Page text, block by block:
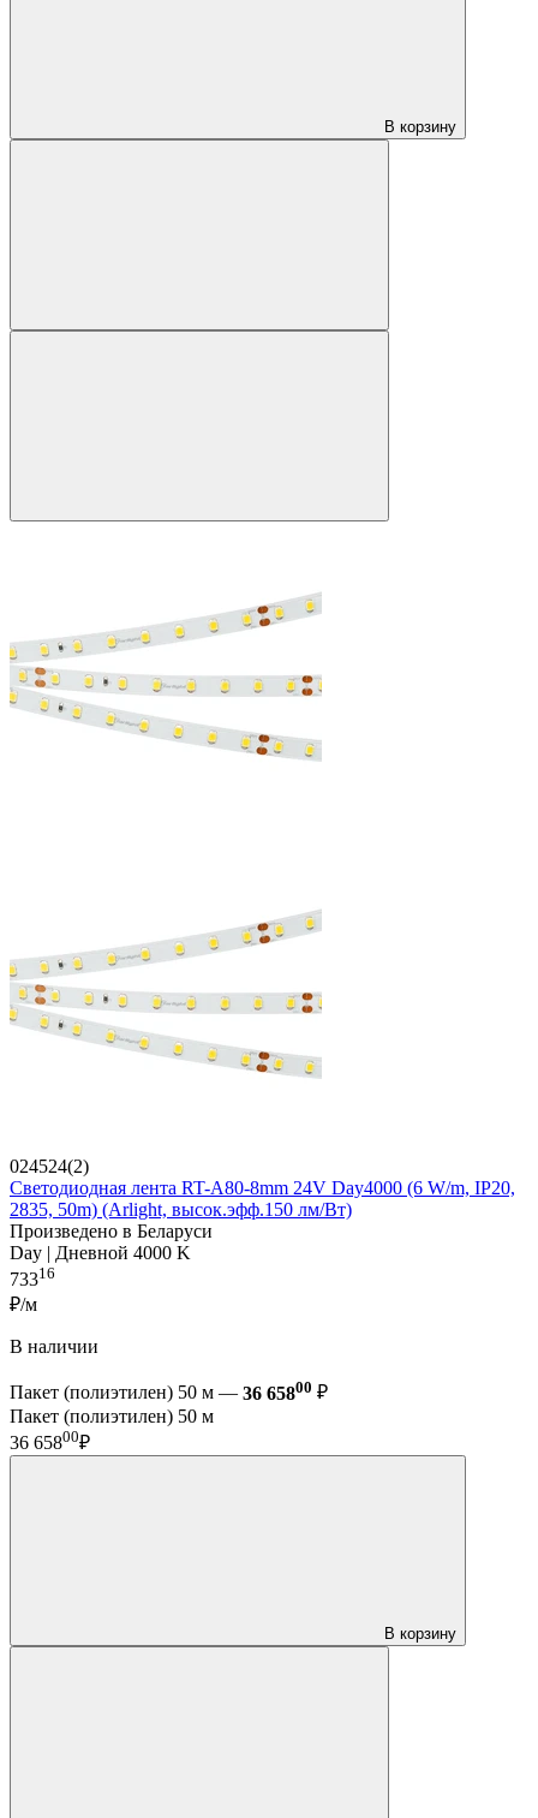
В корзину
024524(2)
Светодиодная лента RT-A80-8mm 24V Day4000 (6 W/m, IP20,
2835, 50m) (Arlight, высок.эфф.150 лм/Вт)
Произведено в Беларуси
Day | Дневной 4000 K
73316
₽/м
В наличии
Пакет (полиэтилен) 50 м — 36 65800 ₽
Пакет (полиэтилен) 50 м
36 65800₽
В корзину